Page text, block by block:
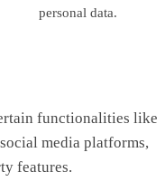
personal data.
functionalities like
media platforms,
features.